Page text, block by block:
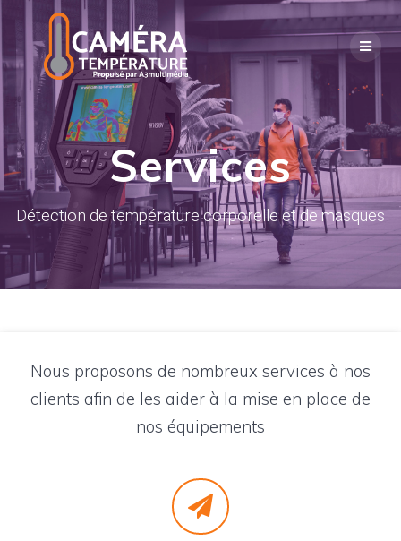
Skip
Services
Détection de température corporelle et de masques
Nous proposons de nombreux services à nos
clients afin de les aider à la mise en place de
nos équipements